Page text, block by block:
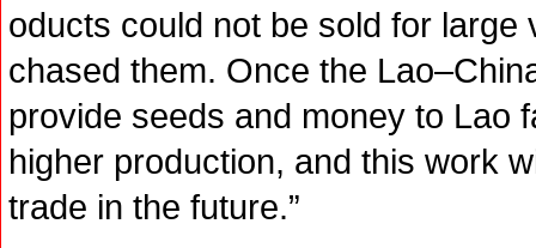
oducts could not be sold for
chased them. Once the
provide seeds and money to Lao
higher production, and this work
trade in the future.”